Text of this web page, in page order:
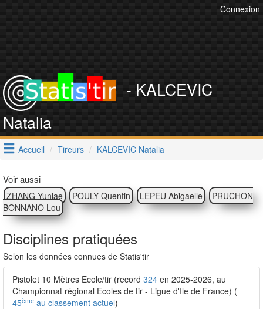
Connexion
- KALCEVIC
Natalia
Accueil Tireurs KALCEVIC Natalia
Voir aussi
ZHANG Yunjae POULY Quentin LEPEU Abigaelle
PRUCHON
BONNANO Lou
Disciplines pratiquées
Selon les données connues de Statis'tir
Pistolet 10 Mètres Ecole/tir (record 324 en 2025-2026, au
Championnat régional Ecoles de tir - Ligue d'Ile de France) (
45ème au classement actuel)